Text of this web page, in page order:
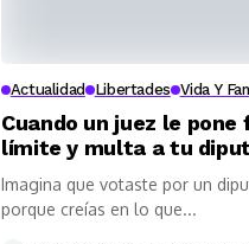
Actualidad Libertades Vida Y
Cuando un juez le pone
límite y multa a tu
Imagina que votaste por un
porque creías en lo que...